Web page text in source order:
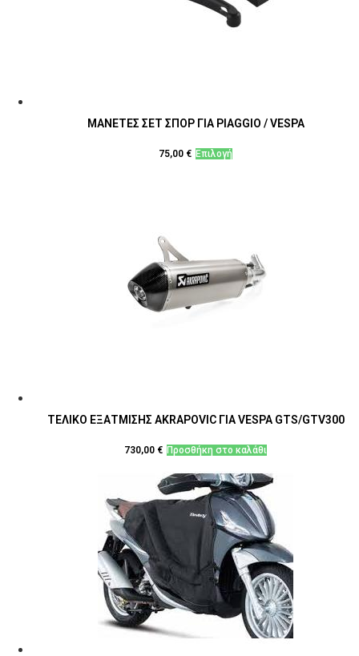
ΜΑΝΕΤΕΣ ΣΕΤ ΣΠΟΡ ΓΙΑ PIAGGIO / VESPA
75,00 € ΕπιλογήΑυτό
Οι
επιλογές
προϊόντος
ΤΕΛΙΚΟ ΕΞΑΤΜΙΣΗΣ AKRAPOVIC ΓΙΑ VESPA GTS/GTV300
730,00 € Προσθήκη στο καλάθι